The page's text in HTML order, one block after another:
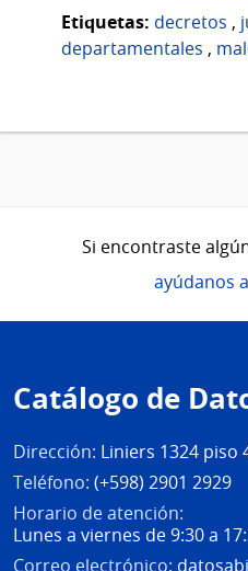
Etiquetas: decretos ,
departamentales ,
Si encontraste
ayúdanos
de
página
Catálogo de
Dirección: Liniers 1324 piso
Teléfono: (+598) 2901 2929
Horario de atención:
Lunes a viernes de 9:30 a
Correo electrónico: